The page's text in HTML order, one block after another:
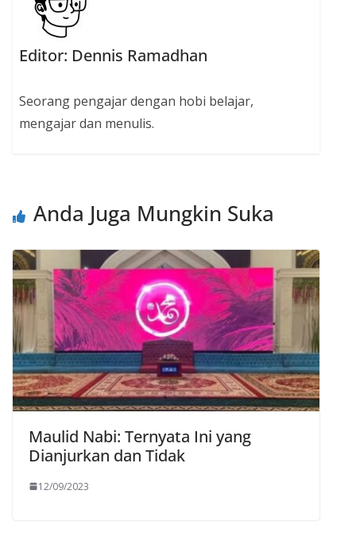
Editor: Dennis Ramadhan
Seorang pengajar dengan hobi belajar,
mengajar dan menulis.
Anda Juga Mungkin Suka
Maulid Nabi: Ternyata Ini yang
Dianjurkan dan Tidak
12/09/2023